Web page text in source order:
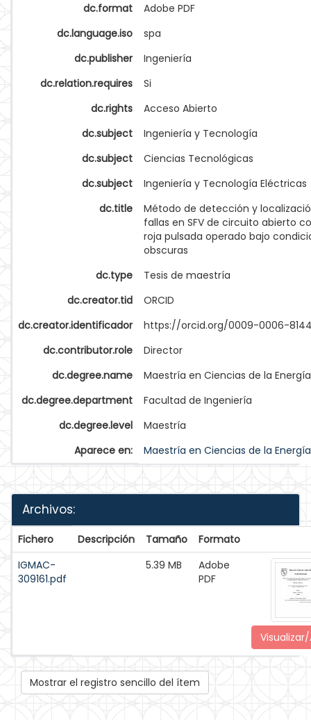
dc.format
Adobe PDF
dc.language.iso
spa
dc.publisher
Ingeniería
dc.relation.requires
Si
dc.rights
Acceso Abierto
dc.subject
Ingeniería y Tecnología
dc.subject
Ciencias Tecnológicas
dc.subject
Ingeniería y Tecnología Eléctricas
dc.title
Método de detección y
fallas en SFV de circuito abierto
roja pulsada operado bajo
obscuras
dc.type
Tesis de maestría
dc.creator.tid
ORCID
dc.creator.identificador
https://orcid.org/0009-0006-
dc.contributor.role
Director
dc.degree.name
Maestría en Ciencias de la Energía
dc.degree.department
Facultad de Ingeniería
dc.degree.level
Maestría
Aparece en:
Maestría en Ciencias de la Energía
Archivos:
Fichero Descripción Tamaño
Formato
IGMAC-
309161.pdf
5.39 MB
Adobe
PDF
Mostrar el registro sencillo del ítem